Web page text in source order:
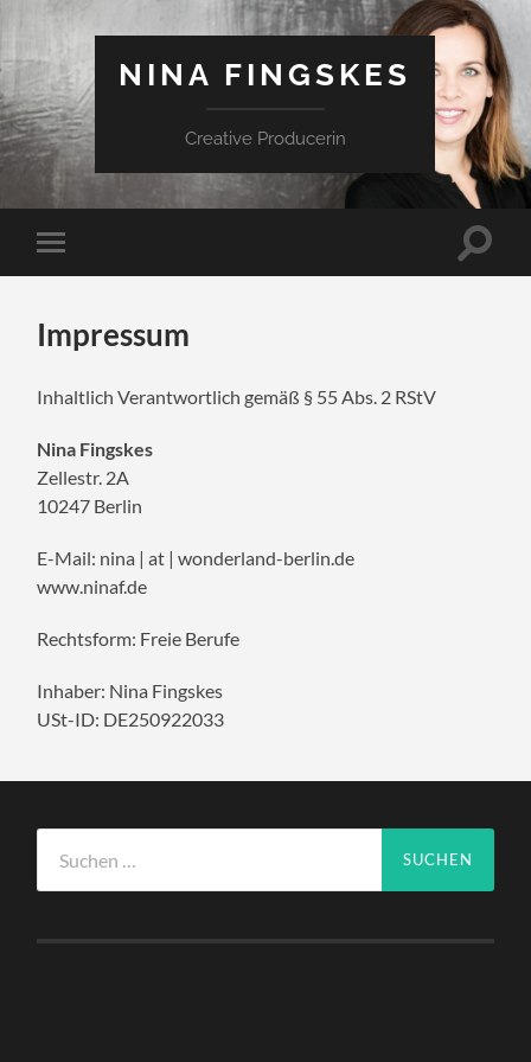
NINA FINGSKES
Creative Producerin
Mobile-
Menü
Impressum
Inhaltlich Verantwortlich gemäß § 55 Abs. 2 RStV
Nina Fingskes
Zellestr. 2A
10247 Berlin
E-Mail: nina | at | wonderland-berlin.de
www.ninaf.de
Rechtsform: Freie Berufe
Inhaber: Nina Fingskes
USt-ID: DE250922033
nach: